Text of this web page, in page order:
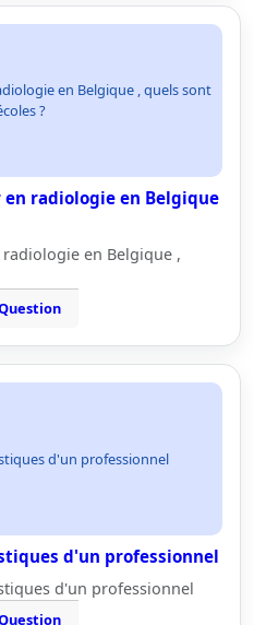
en Belgique , quels sont
?
radiologie en Belgique
en Belgique ,
d'un professionnel
d'un professionnel
d'un professionnel